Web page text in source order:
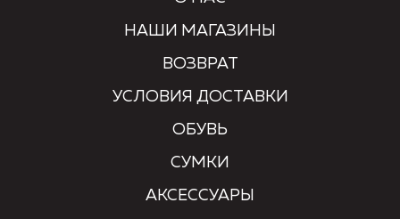
НАШИ МАГАЗИНЫ
ВОЗВРАТ
УСЛОВИЯ ДОСТАВКИ
ОБУВЬ
СУМКИ
АКСЕССУАРЫ